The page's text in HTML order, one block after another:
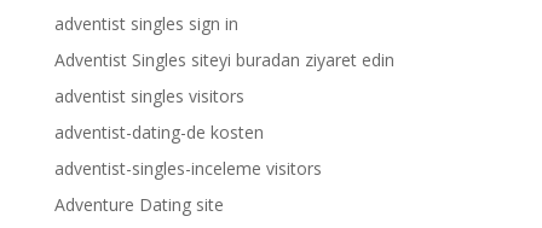
adventist singles sign in
Adventist Singles siteyi buradan ziyaret edin
adventist singles visitors
adventist-dating-de kosten
adventist-singles-inceleme visitors
Adventure Dating site